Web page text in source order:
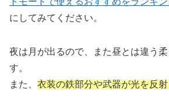
にしてみてください。
夜は月が出るので、また昼とは違う
す。
また、 衣装の鉄部分や武器が光を反